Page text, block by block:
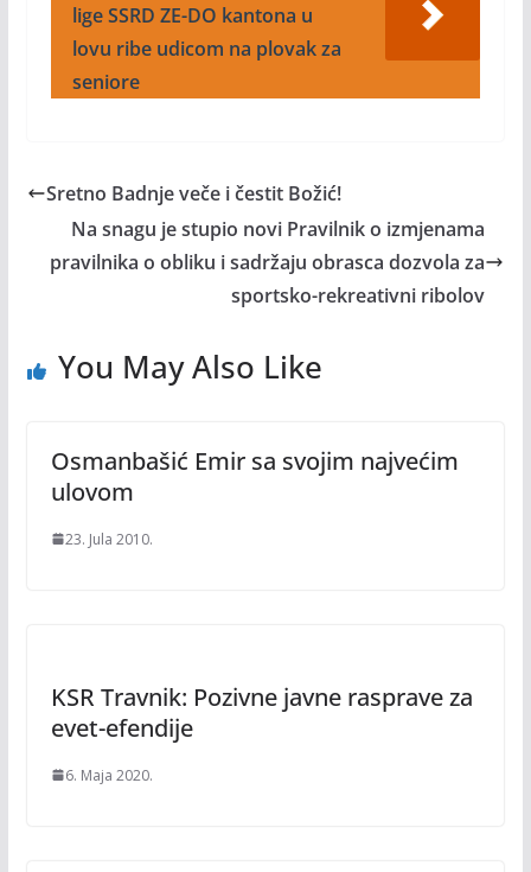
lige SSRD ZE-DO kantona u
lovu ribe udicom na plovak za
seniore
Sretno Badnje veče i čestit Božić!
Na snagu je stupio novi Pravilnik o izmjenama
pravilnika o obliku i sadržaju obrasca dozvola za
sportsko-rekreativni ribolov
You May Also Like
Osmanbašić Emir sa svojim najvećim
ulovom
23. Jula 2010.
KSR Travnik: Pozivne javne rasprave za
evet-efendije
6. Maja 2020.